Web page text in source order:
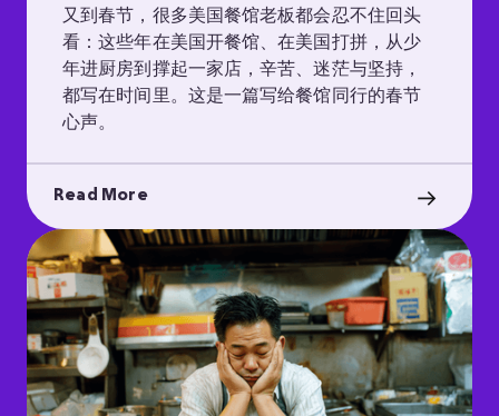
又到春节，很多美国餐馆老板都会忍不住回头
看：这些年在美国开餐馆、在美国打拼，从少
年进厨房到撑起一家店，辛苦、迷茫与坚持，
都写在时间里。这是一篇写给餐馆同行的春节
心声。
Read More